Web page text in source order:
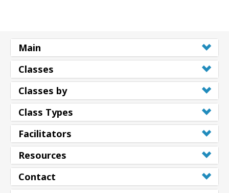
Main
Classes
Classes by
Class Types
Facilitators
Resources
Contact